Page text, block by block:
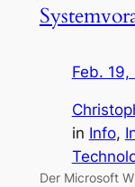
Feb. 19,
in Info,
Der Microsoft